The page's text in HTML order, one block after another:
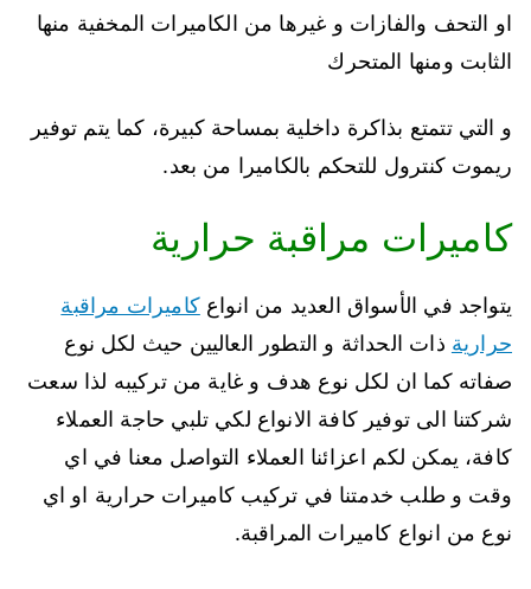
او التحف والفازات و غيرها من الكاميرات المخفية منها
الثابت ومنها المتحرك
و التي تتمتع بذاكرة داخلية بمساحة كبيرة، كما يتم توفير
ريموت كنترول للتحكم بالكاميرا من بعد.
كاميرات مراقبة حرارية
يتواجد في الأسواق العديد من انواعكاميرات مراقبة
حرارية ذات الحداثة و التطور العاليين حيث لكل نوع
صفاته كما ان لكل نوع هدف و غاية من تركيبه لذا سعت
شركتنا الى توفير كافة الانواع لكي تلبي حاجة العملاء
كافة، يمكن لكم اعزائنا العملاء التواصل معنا في اي
وقت و طلب خدمتنا في تركيب كاميرات حرارية او اي
نوع من انواع كاميرات المراقبة.